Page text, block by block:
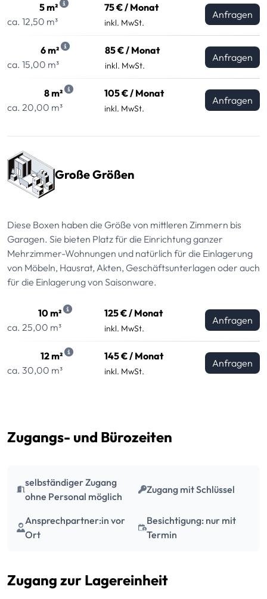
5 m²
ca. 12,50 m³
75 € / Monat
inkl. MwSt.
Anfragen
6 m²
ca. 15,00 m³
85 € / Monat
inkl. MwSt.
Anfragen
8 m²
ca. 20,00 m³
105 € / Monat
inkl. MwSt.
Anfragen
Große Größen
Diese Boxen haben die Größe von mittleren Zimmern bis
Garagen. Sie bieten Platz für die Einrichtung ganzer
Mehrzimmer-Wohnungen und natürlich für die Einlagerung
von Möbeln, Hausrat, Akten, Geschäftsunterlagen oder auch
für die Einlagerung von Saisonware.
10 m²
ca. 25,00 m³
125 € / Monat
inkl. MwSt.
Anfragen
12 m²
ca. 30,00 m³
145 € / Monat
inkl. MwSt.
Anfragen
Zugangs- und Bürozeiten
selbständiger Zugang
ohne Personal möglich
Zugang mit Schlüssel
Ansprechpartner:in vor
Ort
Besichtigung: nur mit
Termin
Zugang zur Lagereinheit